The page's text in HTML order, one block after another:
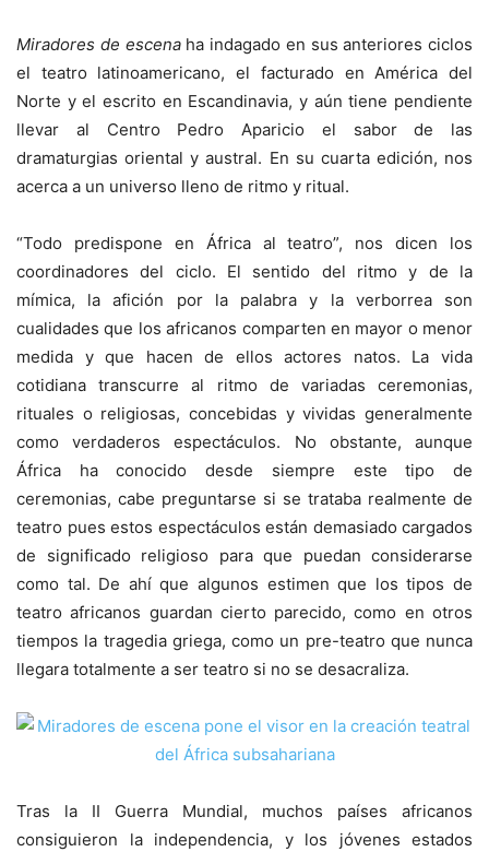
Miradores de escenaha indagado en sus anteriores ciclos
el teatro latinoamericano, el facturado en América del
Norte y el escrito en Escandinavia, y aún tiene pendiente
llevar al Centro Pedro Aparicio el sabor de las
dramaturgias oriental y austral. En su cuarta edición, nos
acerca a un universo lleno de ritmo y ritual.
“Todo predispone en África al teatro”, nos dicen los
coordinadores del ciclo. El sentido del ritmo y de la
mímica, la afición por la palabra y la verborrea son
cualidades que los africanos comparten en mayor o menor
medida y que hacen de ellos actores natos. La vida
cotidiana transcurre al ritmo de variadas ceremonias,
rituales o religiosas, concebidas y vividas generalmente
como verdaderos espectáculos. No obstante, aunque
África ha conocido desde siempre este tipo de
ceremonias, cabe preguntarse si se trataba realmente de
teatro pues estos espectáculos están demasiado cargados
de significado religioso para que puedan considerarse
como tal. De ahí que algunos estimen que los tipos de
teatro africanos guardan cierto parecido, como en otros
tiempos la tragedia griega, como un pre-teatro que nunca
llegara totalmente a ser teatro si no se desacraliza.
Tras la II Guerra Mundial, muchos países africanos
consiguieron la independencia, y los jóvenes estados